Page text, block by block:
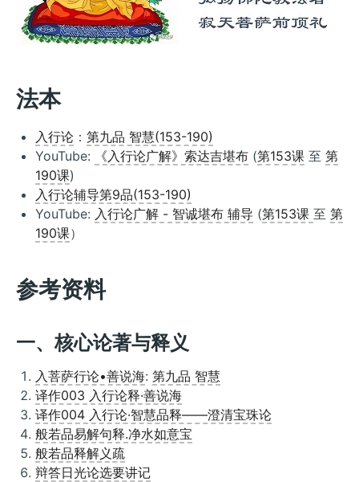
法本
入行论 ： 第九品 智慧(153-190)
YouTube:
《入行论广解》索达吉堪布 (第153课 至 第
190课)
入行论辅导第9品(153-190)
YouTube: 入行论广解 - 智诚堪布 辅导 (第153课 至 第
190课）
参考资料
一、核心论著与释义
入菩萨行论•善说海: 第九品 智慧
译作003 入行论释·善说海
译作004 入行论·智慧品释——澄清宝珠论
般若品易解句释.净水如意宝
般若品释解义疏
辩答日光论选要讲记